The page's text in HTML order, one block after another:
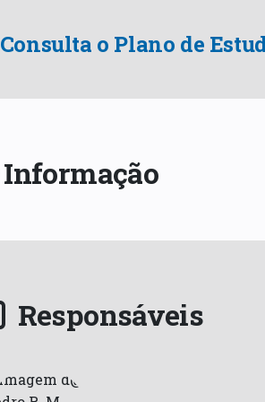
Consulta o Plano de
Informação
Responsáveis